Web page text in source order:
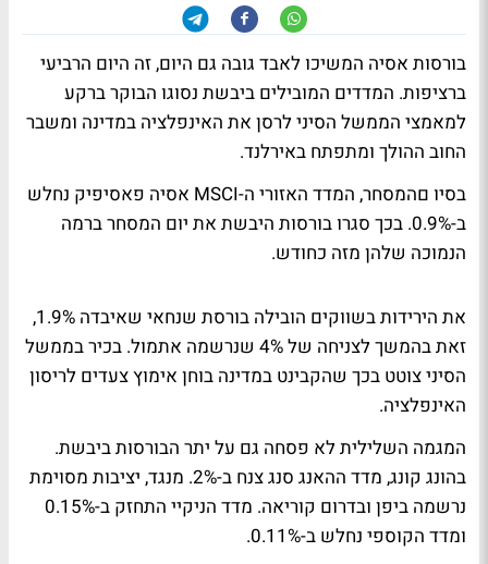
בורסות אסיה המשיכו לאבד גובה גם היום, זה היום הרביעי
ברציפות. המדדים המובילים ביבשת נסוגו הבוקר ברקע
למאמצי הממשל הסיני לרסן את האינפלציה במדינה ומשבר
החוב ההולך ומתפתח באירלנד.
בסיו םהמסחר, המדד האזורי ה-MSCI אסיה פאסיפיק נחלש
ב-0.9%. בכך סגרו בורסות היבשת את יום המסחר ברמה
הנמוכה שלהן מזה כחודש.
את הירידות בשווקים הובילה בורסת שנחאי שאיבדה 1.9%,
זאת בהמשך לצניחה של 4% שנרשמה אתמול. בכיר בממשל
הסיני צוטט בכך שהקבינט במדינה בוחן אימוץ צעדים לריסון
האינפלציה.
המגמה השלילית לא פסחה גם על יתר הבורסות ביבשת.
בהונג קונג, מדד ההאנג סנג צנח ב-2%. מנגד, יציבות מסוימת
נרשמה ביפן ובדרום קוריאה. מדד הניקיי התחזק ב-0.15%
ומדד הקוספי נחלש ב-0.11%.